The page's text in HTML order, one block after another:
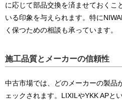
に応じて部品交換を済ませておくこ
いる印象を与えられます。特に
く保つための相談も承っています。
施工品質とメーカーの信頼性
中古市場では、どのメーカーの製品
ェックされます。LIXILやYKK APと